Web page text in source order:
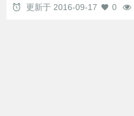
更新于 2016-09-17 0